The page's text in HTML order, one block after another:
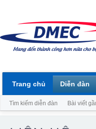
Trang chủ Diễn đàn
Tìm kiếm diễn đàn Bài viết